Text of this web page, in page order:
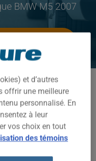
BMW M5 2007
et d’autres
offrir une meilleure
personnalisé. En
à leur
vos choix en tout
des témoins